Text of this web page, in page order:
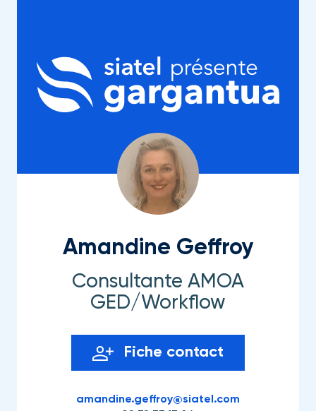
Amandine Geffroy
Consultante AMOA
GED/Workflow
Fiche contact
amandine.geffroy@siatel.com